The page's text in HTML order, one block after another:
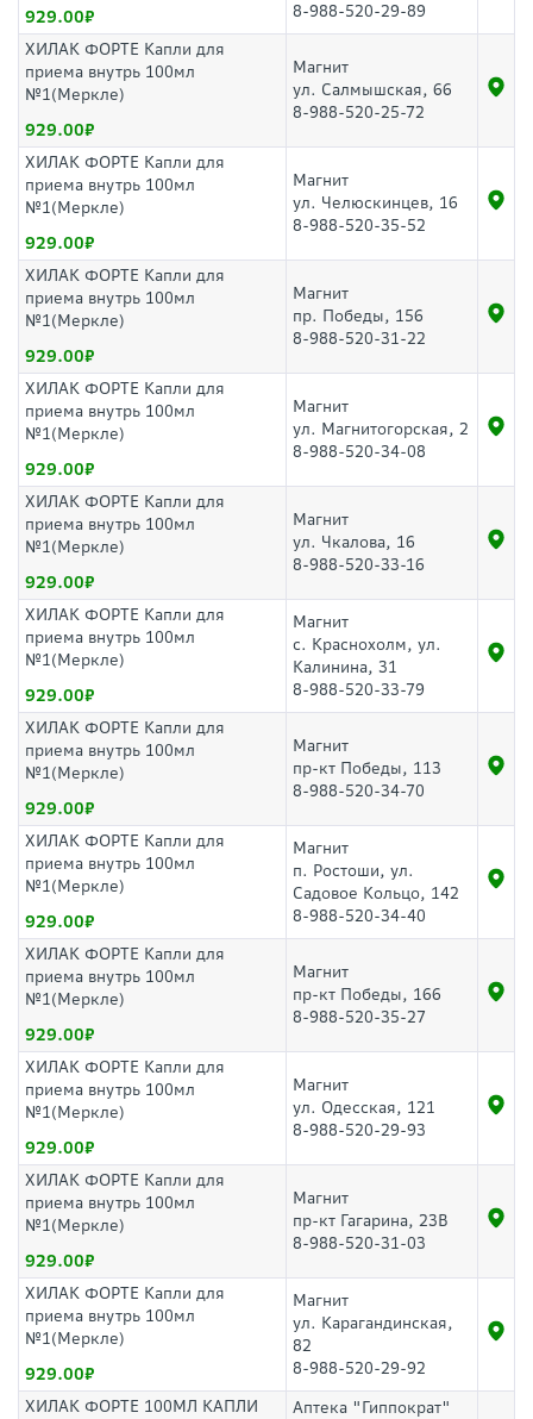
929.00
8-988-520-29-89
ХИЛАК ФОРТЕ Капли для
приема внутрь 100мл
№1(Меркле)
929.00
Магнит
ул. Салмышская, 66
8-988-520-25-72
ХИЛАК ФОРТЕ Капли для
приема внутрь 100мл
№1(Меркле)
929.00
Магнит
ул. Челюскинцев, 16
8-988-520-35-52
ХИЛАК ФОРТЕ Капли для
приема внутрь 100мл
№1(Меркле)
929.00
Магнит
пр. Победы, 156
8-988-520-31-22
ХИЛАК ФОРТЕ Капли для
приема внутрь 100мл
№1(Меркле)
929.00
Магнит
ул. Магнитогорская, 2
8-988-520-34-08
ХИЛАК ФОРТЕ Капли для
приема внутрь 100мл
№1(Меркле)
929.00
Магнит
ул. Чкалова, 16
8-988-520-33-16
ХИЛАК ФОРТЕ Капли для
приема внутрь 100мл
№1(Меркле)
929.00
Магнит
с. Краснохолм, ул.
Калинина, 31
8-988-520-33-79
ХИЛАК ФОРТЕ Капли для
приема внутрь 100мл
№1(Меркле)
929.00
Магнит
пр-кт Победы, 113
8-988-520-34-70
ХИЛАК ФОРТЕ Капли для
приема внутрь 100мл
№1(Меркле)
929.00
Магнит
п. Ростоши, ул.
Садовое Кольцо, 142
8-988-520-34-40
ХИЛАК ФОРТЕ Капли для
приема внутрь 100мл
№1(Меркле)
929.00
Магнит
пр-кт Победы, 166
8-988-520-35-27
ХИЛАК ФОРТЕ Капли для
приема внутрь 100мл
№1(Меркле)
929.00
Магнит
ул. Одесская, 121
8-988-520-29-93
ХИЛАК ФОРТЕ Капли для
приема внутрь 100мл
№1(Меркле)
929.00
Магнит
пр-кт Гагарина, 23В
8-988-520-31-03
ХИЛАК ФОРТЕ Капли для
приема внутрь 100мл
№1(Меркле)
929.00
Магнит
ул. Карагандинская,
82
8-988-520-29-92
ХИЛАК ФОРТЕ 100МЛ КАПЛИ
Аптека "Гиппократ"